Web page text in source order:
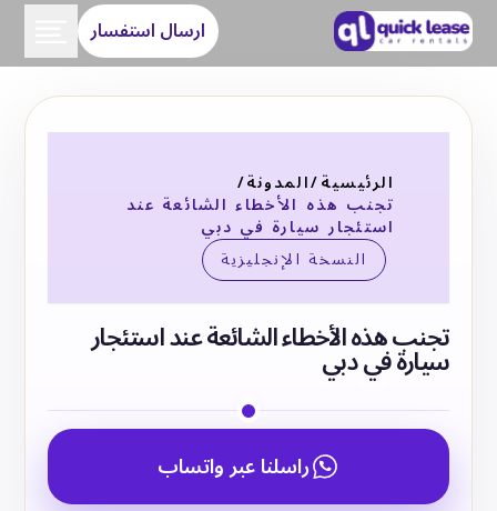
ارسال استفسار
الرئيسية/المدونة/
تجنب هذه الأخطاء الشائعة عند
استئجار سيارة في دبي
النسخة الإنجليزية
تجنب هذه الأخطاء الشائعة عند استئجار
سيارة في دبي
راسلنا عبر واتساب